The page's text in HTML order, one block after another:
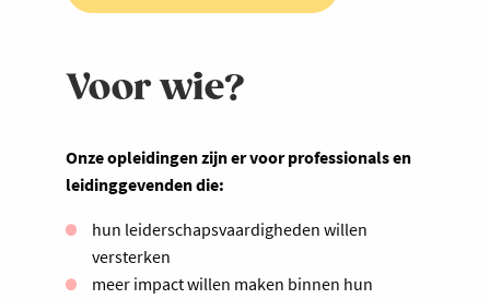
Voor wie?
Onze opleidingen zijn er voor professionals en
leidinggevenden die:
hun leiderschapsvaardigheden willen
versterken
meer impact willen maken binnen hun